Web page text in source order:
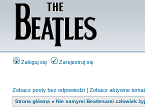
Zaloguj się Zarejestruj się
Zobacz posty bez odpowiedzi | Zobacz aktywne
Strona główna » Nie samymi Beatlesami człowiek